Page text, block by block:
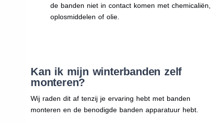
de banden niet in contact komen met chemicaliën,
oplosmiddelen of olie.
Kan ik mijn winterbanden zelf
monteren?
Wij raden dit af tenzij je ervaring hebt met banden
monteren en de benodigde banden apparatuur hebt.